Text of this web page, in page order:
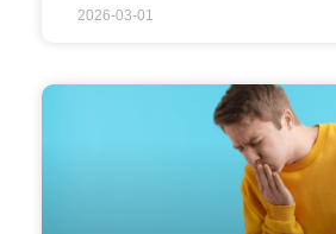
2026-03-01